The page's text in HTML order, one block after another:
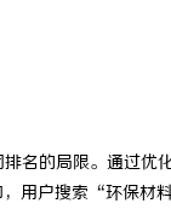
名的局限。通过优
，用户搜索“环保